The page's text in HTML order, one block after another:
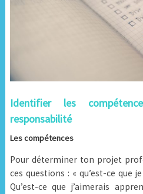
Identifier les
responsabilité
Les compétences
Pour déterminer ton projet
ces questions : « qu’est-ce que
Qu’est-ce que j’aimerais